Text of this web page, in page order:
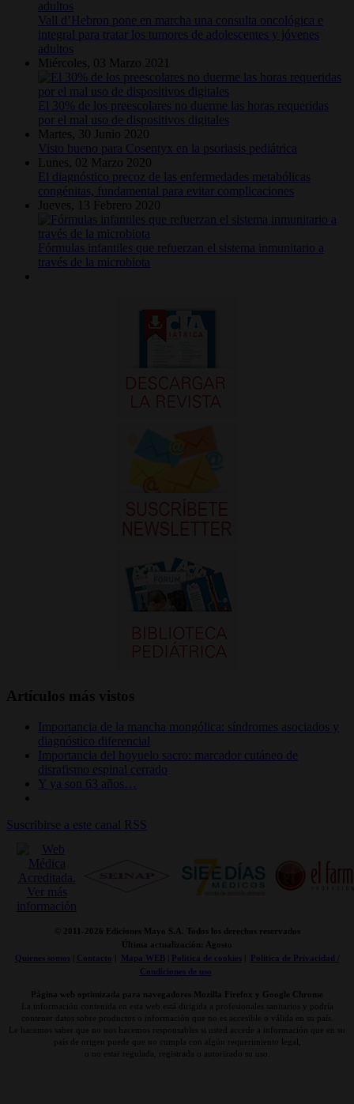
Vall d’Hebron pone en marcha una consulta oncológica e
integral para tratar los tumores de adolescentes y jóvenes
adultos
Miércoles, 03 Marzo 2021
El 30% de los preescolares no duerme las horas requeridas
por el mal uso de dispositivos digitales
Martes, 30 Junio 2020
Visto bueno para Cosentyx en la psoriasis pediátrica
Lunes, 02 Marzo 2020
El diagnóstico precoz de las enfermedades metabólicas
congénitas, fundamental para evitar complicaciones
Jueves, 13 Febrero 2020
Fórmulas infantiles que refuerzan el sistema inmunitario a
través de la microbiota
Artículos más vistos
Importancia de la mancha mongólica: síndromes asociados y
diagnóstico diferencial
Importancia del hoyuelo sacro: marcador cutáneo de
disrafismo espinal cerrado
Y ya son 63 años…
Suscribirse a este canal RSS
© 2011- 2026 Ediciones Mayo S.A. Todos los derechos reservados
Última actualización: Agosto
Quienes somos| Contacto Mapa WEB| Politica de cookies|
Politica de Privacidad /
Condiciones de uso
Página web optimizada para navegadores Mozilla Firefox y Google Chrome
La información contenida en esta web está dirigida a profesionales sanitarios y podría
contener datos sobre productos o información que no es accesible o válida en su país.
Le hacemos saber que no nos hacemos responsables si usted accede a información que en su
país de origen puede que no cumpla con algún requerimiento legal,
o no estar regulada, registrada o autorizado su uso.